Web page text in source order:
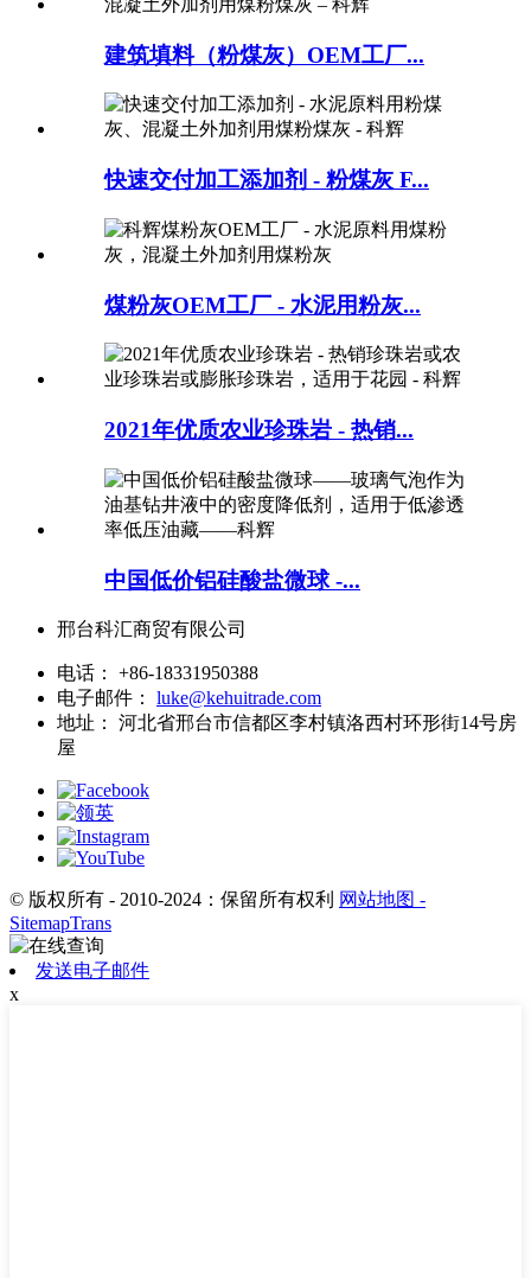
建筑填料（粉煤灰）OEM工厂...
快速交付加工添加剂 - 粉煤灰 F...
煤粉灰OEM工厂 - 水泥用粉灰...
2021年优质农业珍珠岩 - 热销...
中国低价铝硅酸盐微球 -...
邢台科汇商贸有限公司
电话：
+86-18331950388
电子邮件：
luke@kehuitrade.com
地址：
河北省邢台市信都区李村镇洛西村环形街14号房
屋
© 版权所有 - 2010-2024：保留所有权利 网站地图 -
SitemapTrans
发送电子邮件
x